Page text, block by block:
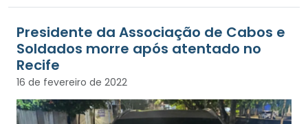
Presidente da Associação de Cabos e
Soldados morre após atentado no
Recife
16 de fevereiro de 2022